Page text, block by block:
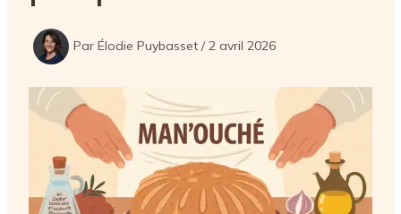
Par Élodie Puybasset /2 avril 2026